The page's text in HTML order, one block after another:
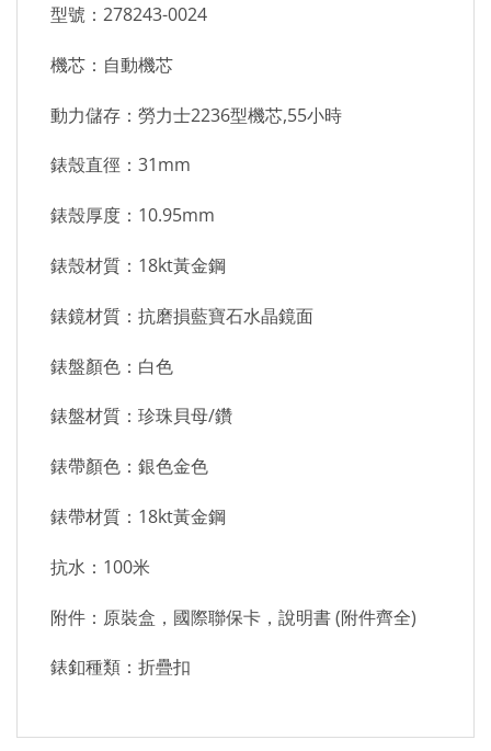
型號：278243-0024
機芯：自動機芯
動力儲存：勞力士2236型機芯,55小時
錶殼直徑：31mm
錶殼厚度：10.95mm
錶殼材質：18kt黃金鋼
錶鏡材質：抗磨損藍寶石水晶鏡面
錶盤顏色：白色
錶盤材質：珍珠貝母/鑽
錶帶顏色：銀色金色
錶帶材質：18kt黃金鋼
抗水：100米
附件：原裝盒，國際聯保卡，說明書 (附件齊全)
錶釦種類：折疊扣